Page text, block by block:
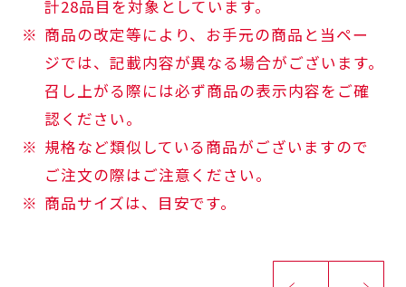
計28品目を対象としています。
商品の改定等により、お手元の商品と当ペー
ジでは、記載内容が異なる場合がございます。
召し上がる際には必ず商品の表示内容をご確
認ください。
規格など類似している商品がございますので
ご注文の際はご注意ください。
商品サイズは、目安です。